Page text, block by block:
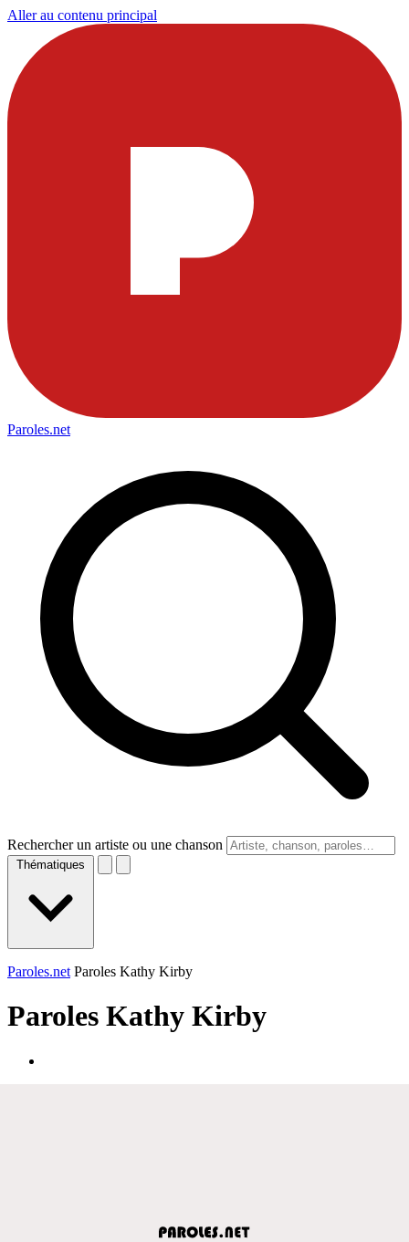
Aller au contenu principal
Paroles.net
Rechercher un artiste ou une chanson
Thématiques
Paroles.net Paroles Kathy Kirby
Paroles Kathy Kirby